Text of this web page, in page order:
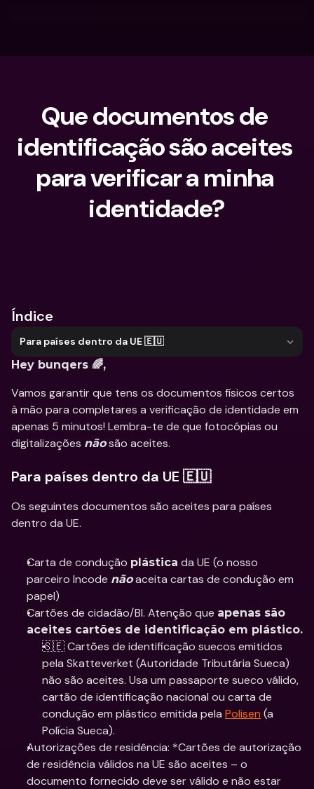
Que documentos de
identificação são aceites
para verificar a minha
identidade?
Índice
Para países dentro da UE 🇪🇺
Hey bunqers 🌈,
Vamos garantir que tens os documentos físicos certos
à mão para completares a verificação de identidade em
apenas 5 minutos! Lembra-te de que fotocópias ou
digitalizações não são aceites.
Para países dentro da UE 🇪🇺
Os seguintes documentos são aceites para países
dentro da UE.
Carta de condução plástica da UE (o nosso
parceiro Incode não aceita cartas de condução em
papel)
Cartões de cidadão/BI. Atenção que apenas são
🇸🇪 Cartões de identificação suecos emitidos
pela Skatteverket (Autoridade Tributária Sueca)
não são aceites. Usa um passaporte sueco válido,
cartão de identificação nacional ou carta de
condução em plástico emitida pela Polisen (a
Polícia Sueca).
Autorizações de residência: *Cartões de autorização
de residência válidos na UE são aceites – o
documento fornecido deve ser válido e não estar